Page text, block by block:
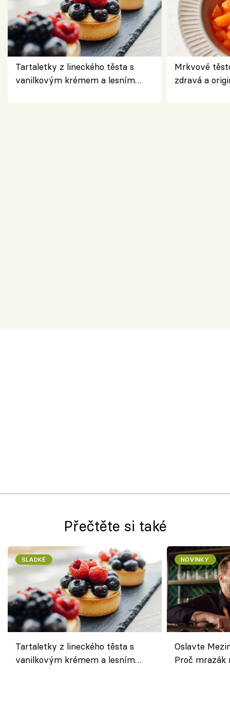
Tartaletky z lineckého těsta s
vanilkovým krémem a lesním
Mrkvové
zdravá a
Přečtěte si také
SLADKÉ
Tartaletky z lineckého těsta s
vanilkovým krémem a lesním
NOVINKY
Oslavte
Proč